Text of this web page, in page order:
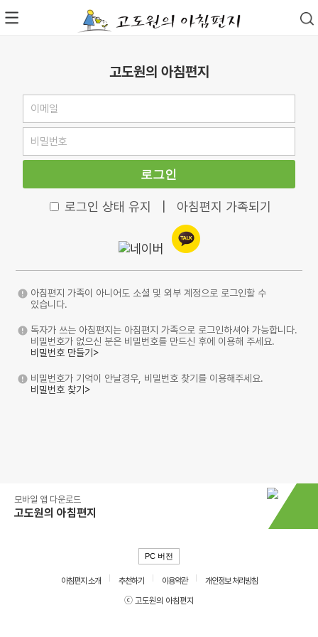
고도원의 아침편지
로그인
로그인 상태 유지 아침편지 가족되기
아침편지 가족이 아니어도 소셜 및 외부 계정으로 로그인할 수
있습니다.
독자가 쓰는 아침편지는 아침편지 가족으로 로그인하셔야 가능합니다.
비밀번호가 없으신 분은 비밀번호를 만드신 후에 이용해 주세요.
비밀번호 만들기>
비밀번호가 기억이 안날경우, 비밀번호 찾기를 이용해주세요.
비밀번호 찾기>
모바일 앱 다운로드
고도원의 아침편지
PC 버전
아침편지 소개 추천하기 이용약관
개인정보 처리방침
ⓒ 고도원의 아침편지